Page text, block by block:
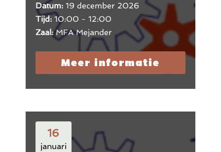
Datum: 19 december 2026
Tijd: 10:00 - 12:00
Zaal:MFA Mejander
Meer informatie
16
januari